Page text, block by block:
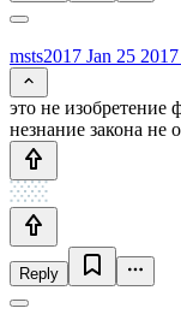
msts2017 Jan 25
это не
незнание закона не
Reply